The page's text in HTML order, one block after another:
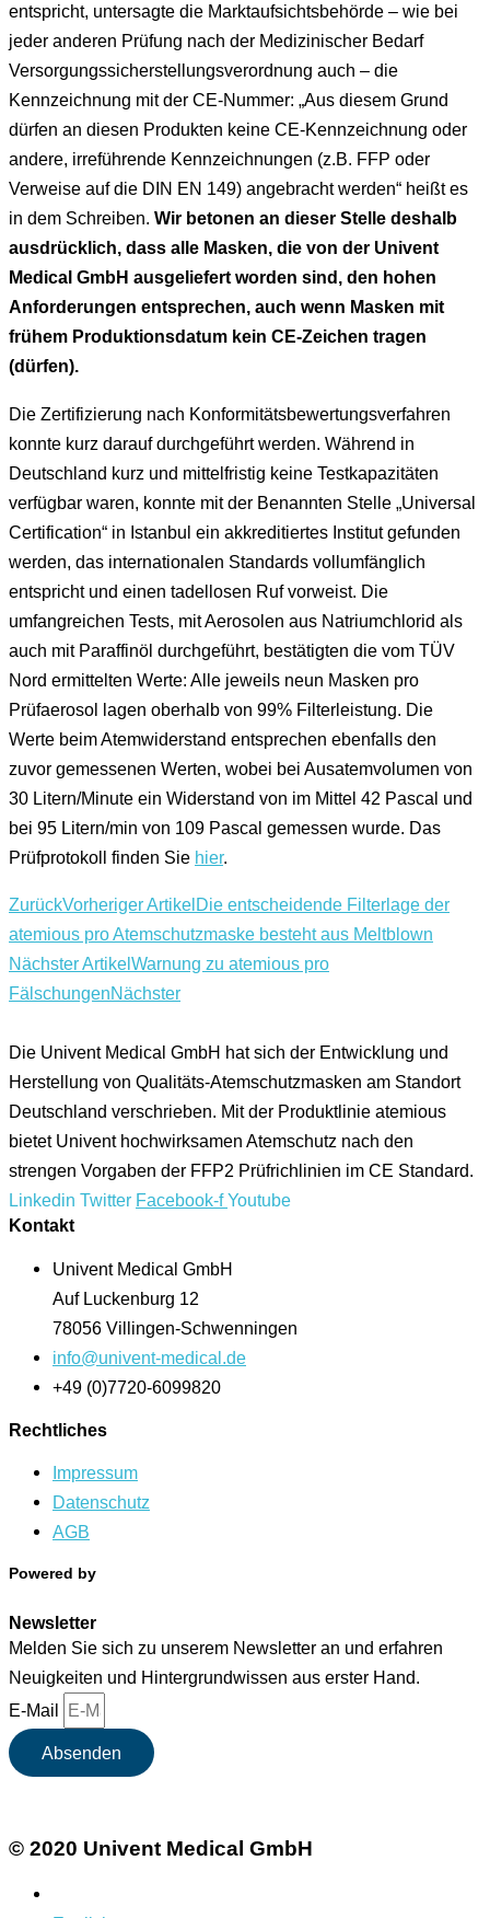
entspricht, untersagte die Marktaufsichtsbehörde – wie bei
jeder anderen Prüfung nach der Medizinischer Bedarf
Versorgungssicherstellungsverordnung auch – die
Kennzeichnung mit der CE-Nummer: „Aus diesem Grund
dürfen an diesen Produkten keine CE-Kennzeichnung oder
andere, irreführende Kennzeichnungen (z.B. FFP oder
Verweise auf die DIN EN 149) angebracht werden“ heißt es
in dem Schreiben. Wir betonen an dieser Stelle deshalb
ausdrücklich, dass alle Masken, die von der Univent
Medical GmbH ausgeliefert worden sind, den hohen
Anforderungen entsprechen, auch wenn Masken mit
frühem Produktionsdatum kein CE-Zeichen tragen
(dürfen).
Die Zertifizierung nach Konformitätsbewertungsverfahren
konnte kurz darauf durchgeführt werden. Während in
Deutschland kurz und mittelfristig keine Testkapazitäten
verfügbar waren, konnte mit der Benannten Stelle „Universal
Certification“ in Istanbul ein akkreditiertes Institut gefunden
werden, das internationalen Standards vollumfänglich
entspricht und einen tadellosen Ruf vorweist. Die
umfangreichen Tests, mit Aerosolen aus Natriumchlorid als
auch mit Paraffinöl durchgeführt, bestätigten die vom TÜV
Nord ermittelten Werte: Alle jeweils neun Masken pro
Prüfaerosol lagen oberhalb von 99% Filterleistung. Die
Werte beim Atemwiderstand entsprechen ebenfalls den
zuvor gemessenen Werten, wobei bei Ausatemvolumen von
30 Litern/Minute ein Widerstand von im Mittel 42 Pascal und
bei 95 Litern/min von 109 Pascal gemessen wurde. Das
Prüfprotokoll finden Sie hier.
ZurückVorheriger ArtikelDie entscheidende Filterlage der
atemious pro Atemschutzmaske besteht aus Meltblown
Nächster ArtikelWarnung zu atemious pro
FälschungenNächster
Die Univent Medical GmbH hat sich der Entwicklung und
Herstellung von Qualitäts-Atemschutzmasken am Standort
Deutschland verschrieben. Mit der Produktlinie atemious
bietet Univent hochwirksamen Atemschutz nach den
strengen Vorgaben der FFP2 Prüfrichlinien im CE Standard.
Linkedin Twitter Facebook-f Youtube
Kontakt
Univent Medical GmbH
Auf Luckenburg 12
78056 Villingen-Schwenningen
info@univent-medical.de
+49 (0)7720-6099820
Rechtliches
Impressum
Datenschutz
AGB
Powered by
Newsletter
Melden Sie sich zu unserem Newsletter an und erfahren
Neuigkeiten und Hintergrundwissen aus erster Hand.
E-Mail
Absenden
© 2020 Univent Medical GmbH